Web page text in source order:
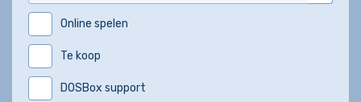
Online spelen
Te koop
DOSBox support